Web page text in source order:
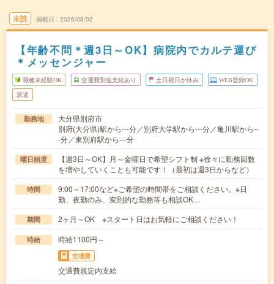
未読 掲載日 2026/08/02
【年齢不問＊週3日～OK】病院内でカルテ運び
＊メッセンジャー
職種未経験OK 交通費別途支給あり 土日祝日が休み WEB登録OK
派遣
勤務地
大分県別府市
別府(大分県)駅から---分／別府大学駅から---分／亀川駅から--
-分／東別府駅から---分
曜日頻度
【週3日～OK】月～金曜日で希望シフト制 ※徐々に勤務回数
を増やしていくことも可能です！（最初は週3日からなど）
時間
9:00～17:00など※ご希望の時間帯をご相談ください。※日
勤、夜勤のみ、変則的な勤務等も相談OK…
期間 2ヶ月～OK ※スタート日はお気軽にご相談ください！
時給 時給1100円～
交通費
交通費規定内支給